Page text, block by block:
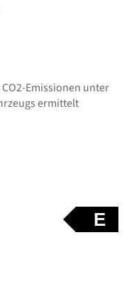
Emissionen unter
ermittelt
E